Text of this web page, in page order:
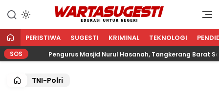
WARTA SUGESTI √ EDUKASI
Edukasi Untuk Negeri
PERISTIWA SUGESTI KRIMINAL TEKNOLOGI
SOS Pengurus Masjid Nurul Hasanah, Tangkerang Barat
TNI-Polri